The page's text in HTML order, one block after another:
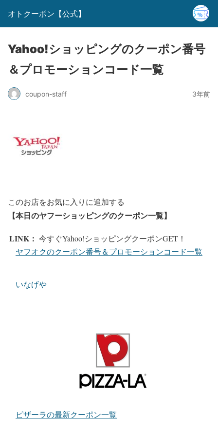
オトクーポン【公式】
Yahoo!ショッピングのクーポン番号
＆プロモーションコード一覧
coupon-staff 3年前
このお店をお気に入りに追加する
【本日のヤフーショッピングのクーポン一覧】
LINK： 今すぐYahoo!ショッピングクーポンGET！
ヤフオクのクーポン番号＆プロモーションコード一覧
いなげや
ピザーラの最新クーポン一覧